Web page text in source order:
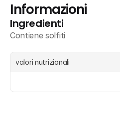
Informazioni
Ingredienti
Contiene solfiti
valori nutrizionali